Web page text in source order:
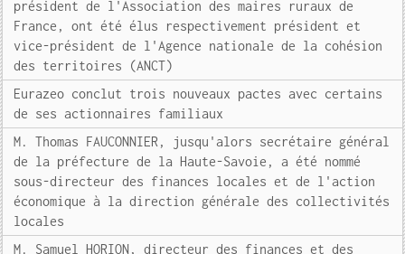
président de l'Association des maires ruraux de
France, ont été élus respectivement président et
vice-président de l'Agence nationale de la cohésion
des territoires (ANCT)
Eurazeo conclut trois nouveaux pactes avec certains
de ses actionnaires familiaux
M. Thomas FAUCONNIER, jusqu'alors secrétaire général
de la préfecture de la Haute-Savoie, a été nommé
sous-directeur des finances locales et de l'action
économique à la direction générale des collectivités
locales
M. Samuel HORION, directeur des finances et des